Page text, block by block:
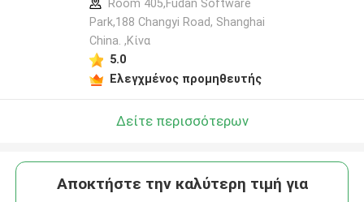
Room 405,Fudan Software
Park,188 Changyi Road, Shanghai
China. ,Κίνα
5.0
Ελεγχμένος προμηθευτής
Δείτε περισσότερων
Αποκτήστε την καλύτερη τιμή για